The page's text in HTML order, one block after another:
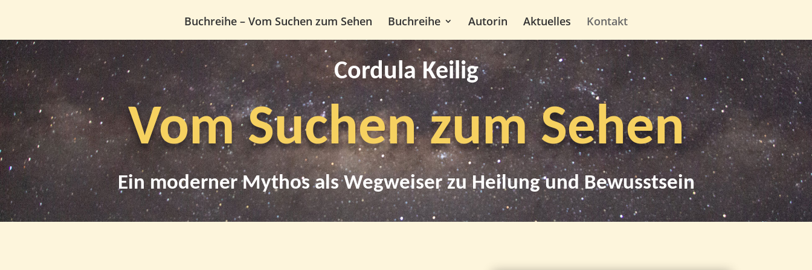
Buchreihe – Vom Suchen zum Sehen Buchreihe Autorin Aktuelles Kontakt
Cordula Keilig
Vom Suchen zum Sehen
Ein moderner Mythos als Wegweiser zu Heilung und Bewusstsein